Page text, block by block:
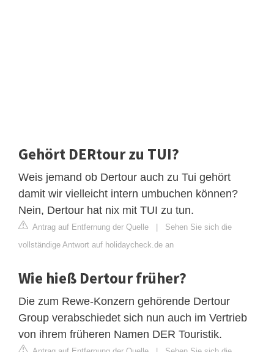
Gehört DERtour zu TUI?
Weis jemand ob Dertour auch zu Tui gehört
damit wir vielleicht intern umbuchen können?
Nein, Dertour hat nix mit TUI zu tun.
Antrag auf Entfernung der Quelle
Sehen Sie sich die
vollständige Antwort auf holidaycheck.de an
Wie hieß Dertour früher?
Die zum Rewe-Konzern gehörende Dertour
Group verabschiedet sich nun auch im Vertrieb
von ihrem früheren Namen DER Touristik.